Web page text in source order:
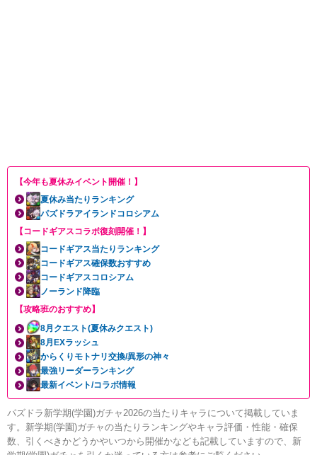
【今年も夏休みイベント開催！】
夏休み当たりランキング
パズドラアイランドコロシアム
【コードギアスコラボ復刻開催！】
コードギアス当たりランキング
コードギアス確保数おすすめ
コードギアスコロシアム
ノーランド降臨
【攻略班のおすすめ】
8月クエスト(夏休みクエスト)
8月EXラッシュ
からくりモトナリ交換/異形の神々
最強リーダーランキング
最新イベント/コラボ情報
パズドラ新学期(学園)ガチャ2026の当たりキャラについて掲載していま
す。新学期(学園)ガチャの当たりランキングやキャラ評価・性能・確保
数、引くべきかどうかやいつから開催かなども記載していますので、新